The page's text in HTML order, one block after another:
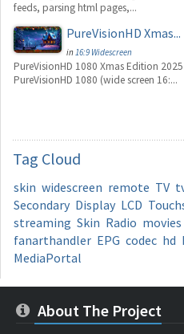
feeds, parsing html pages,...
PureVisionHD Xmas...
in 16:9 Widescreen
PureVisionHD 1080 Xmas Edition
PureVisionHD 1080 (wide screen 16:...
Tag Cloud
skin widescreen remote TV
Secondary Display LCD
streaming Skin Radio movies
fanarthandler EPG codec hd
MediaPortal
About The Project